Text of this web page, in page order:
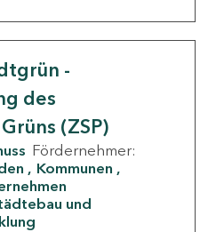
-
des
(ZSP)
Fördernehmer:
Kommunen
und